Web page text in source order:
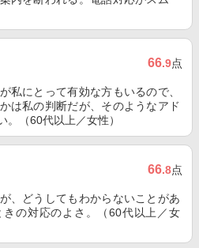
66.9点
私にとって有効な方もいるので、
は私の判断だが、そのようなアド
。（60代以上／女性）
66.8点
、どうしてもわからないことがあ
きの対応のよさ。（60代以上／女